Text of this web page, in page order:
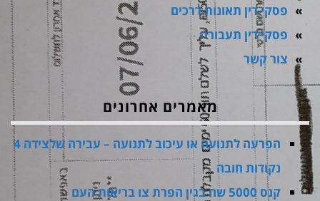
פסקי דין תאונות דרכים
פסקי דין תעבורה
צור קשר
מאמרים אחרונים
הפרעה לתנועה או עיכוב לתנועה – עבירה שלצידה 4
נקודות חובה
קנס 5000 שח בגין הפרת צו בריאות העם